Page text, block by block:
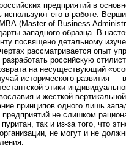
предприятий в
используют его в работе.
МВА (Master of Business
западного образца. В
посвящено детальному
рассматривается опыт
российскую
на несуществующий
исторического развития —
этики
и жесткой
принципов одного лишь
не слишком
так и из-за того, что
не могут и не